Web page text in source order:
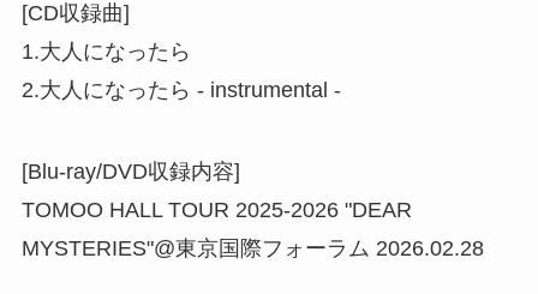
[CD収録曲]
1.大人になったら
2.大人になったら - instrumental -
[Blu-ray/DVD収録内容]
TOMOO HALL TOUR 2025-2026 "DEAR
MYSTERIES"@東京国際フォーラム 2026.02.28